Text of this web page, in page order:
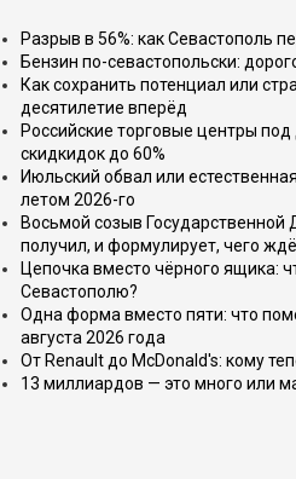
Разрыв в 56%: как Севастополь
Бензин по-севастопольски:
Как сохранить потенциал или
десятилетие вперёд
Российские торговые центры
скидкидок до 60%
Июльский обвал или
летом 2026-го
Восьмой созыв Государственной
получил, и формулирует, чего
Цепочка вместо чёрного ящика:
Севастополю?
Одна форма вместо пяти: что
августа 2026 года
От Renault до McDonald's: кому
13 миллиардов — это много или